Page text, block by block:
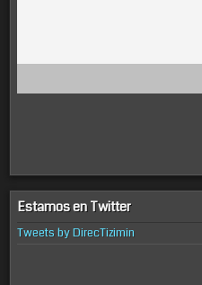
Estamos en Twitter
Tweets by DirecTizimin